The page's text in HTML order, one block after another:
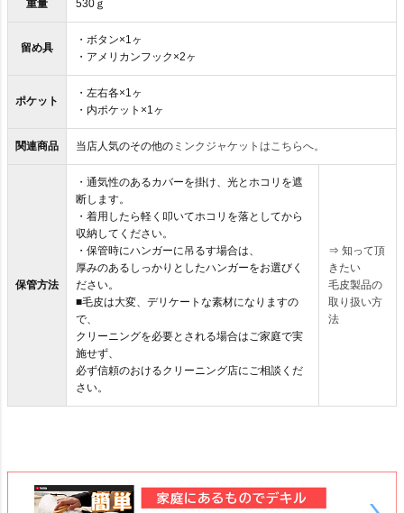
重量 530ｇ
留め具
・ボタン×1ヶ
・アメリカンフック×2ヶ
ポケット
・左右各×1ヶ
・内ポケット×1ヶ
関連商品 当店人気のその他の ミンクジャケットはこちらへ。
保管方法
・通気性のあるカバーを掛け、光とホコリを遮
断します。
・着用したら軽く叩いてホコリを落としてから
収納してください。
・保管時にハンガーに吊るす場合は、
厚みのあるしっかりとしたハンガーをお選びく
ださい。
■毛皮は大変、デリケートな素材になりますの
で、
クリーニングを必要とされる場合はご家庭で実
施せず、
必ず信頼のおけるクリーニング店にご相談くだ
さい。
⇒ 知って頂
きたい
毛皮製品の
取り扱い方
法